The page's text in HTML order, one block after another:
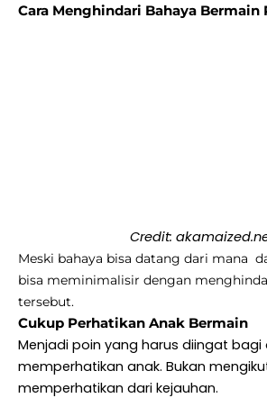
Cara Menghindari Bahaya Bermain
Credit:
Meski bahaya bisa datang dari mana
bisa meminimalisir dengan
tersebut.
Cukup Perhatikan Anak Bermain
Menjadi poin yang harus diingat bagi
memperhatikan anak. Bukan
memperhatikan dari kejauhan.